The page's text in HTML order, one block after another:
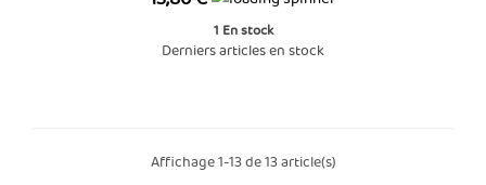
1 En stock
Derniers articles en stock
Affichage 1-13 de 13 article(s)